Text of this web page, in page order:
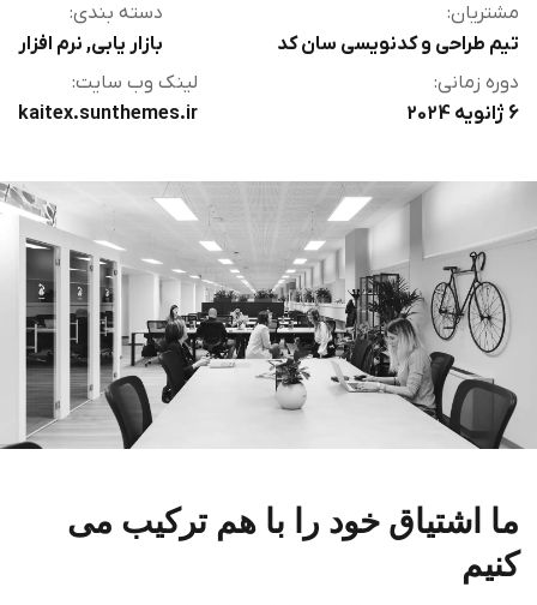
مشتریان:
تیم طراحی و کدنویسی سان کد
دسته بندی:
بازار یابی, نرم افزار
دوره زمانی:
6 ژانویه 2024
لینک وب سایت:
kaitex.sunthemes.ir
ما اشتیاق خود را با هم ترکیب می
کنیم